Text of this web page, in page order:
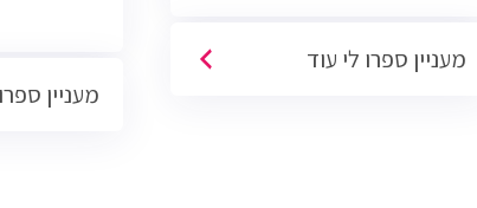
הסוגים והגדלים (מכירות טלפוניות,
מעניין ספרו לי עוד
מעניין